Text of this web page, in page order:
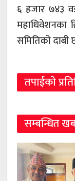
६ हजार ७४३
महाधिवेशनका
समितिको दाबी
तपाईको
सम्बन्धित